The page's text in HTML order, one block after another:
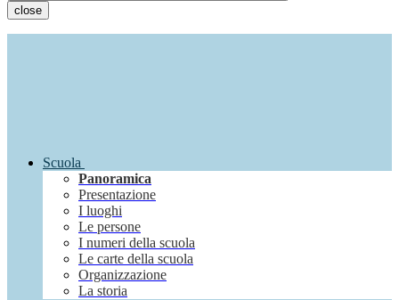
close
Scuola
Panoramica
Presentazione
I luoghi
Le persone
I numeri della scuola
Le carte della scuola
Organizzazione
La storia